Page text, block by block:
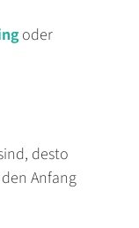
oder
desto
Anfang